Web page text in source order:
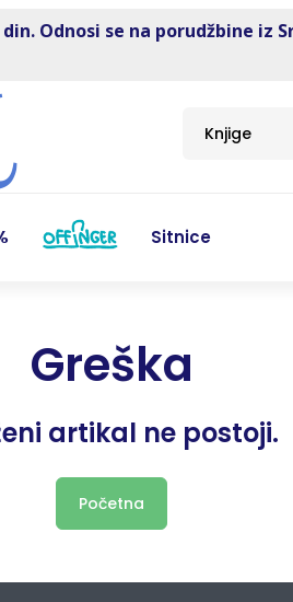
Odnosi se na porudžbine iz
Knjige
Sitnice
Greška
artikal ne postoji.
Početna